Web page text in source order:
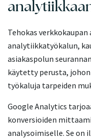
Tehokas
analytiikkatyökalun,
asiakaspolun
käytetty perusta,
työkaluja tarpeiden
Google Analytics
konversioiden
analysoimiselle. Se